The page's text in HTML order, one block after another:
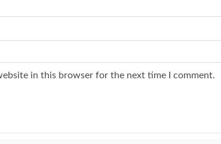
in this browser for the next time I comment.